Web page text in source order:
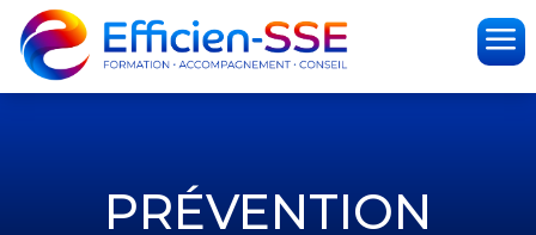
a
PRÉVENTION